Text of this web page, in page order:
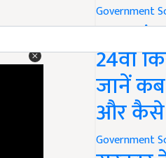
Government
PM
24वीं
जानें
और कैसे
Government